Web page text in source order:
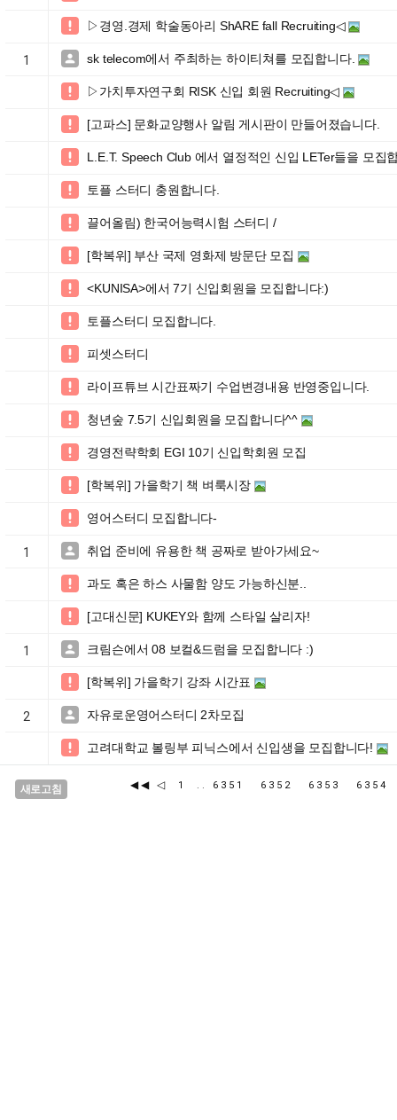
 ▷경영.경제 학술동아리 ShARE fall Recruiting◁
1  sk telecom에서 주최하는 하이티쳐를 모집합니다.
 ▷가치투자연구회 RISK 신입 회원 Recruiting◁
 [고파스] 문화교양행사 알림 게시판이 만들어졌습니다.
 L.E.T. Speech Club 에서 열정적인 신입 LETer들을 모집
 토플 스터디 충원합니다.
 끌어올림) 한국어능력시험 스터디 /
 [학복위] 부산 국제 영화제 방문단 모집
 <KUNISA>에서 7기 신입회원을 모집합니다:)
 토플스터디 모집합니다.
 피셋스터디
 라이프튜브 시간표짜기 수업변경내용 반영중입니다.
 청년숲 7.5기 신입회원을 모집합니다^^
 경영전략학회 EGI 10기 신입학회원 모집
 [학복위] 가을학기 책 벼룩시장
 영어스터디 모집합니다-
1  취업 준비에 유용한 책 공짜로 받아가세요~
 과도 혹은 하스 사물함 양도 가능하신분..
 [고대신문] KUKEY와 함께 스타일 살리자!
1  크림슨에서 08 보컬&드럼을 모집합니다 :)
 [학복위] 가을학기 강좌 시간표
2  자유로운영어스터디 2차모집
 고려대학교 볼링부 피닉스에서 신입생을 모집합니다!
새로고침 ◀◀ ◁ 1 .. 6351 6352 6353